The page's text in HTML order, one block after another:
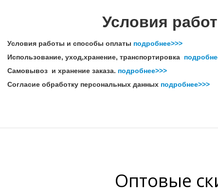
Условия
Условия работы и способы оплаты подробнее>>>
Использование, уход,хранение, транспортировка
Самовывоз и хранение заказа. подробнее>>>
Согласие обработку персональных данных подробнее>>>
Оптовые